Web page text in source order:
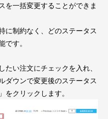
を一括変更することができま
に制約なく、どのステータス
す。
い注文にチェックを入れ、
ダウンで変更後のステータス
クリックします。